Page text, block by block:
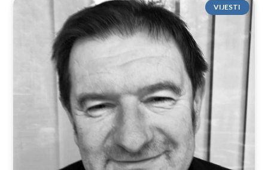
VIJESTI